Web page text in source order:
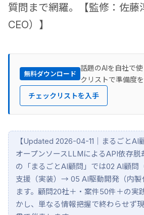
質問まで網羅。【監修：佐藤
CEO）】
無料ダウンロード
話題のAIを自社で
クリストで準備度
チェックリストを入手
【Updated 2026-04-11｜まるごとAI
オープンソースLLMによるAPI依存脱
の「まるごとAI顧問」では02 AI顧
支援（実装）→ 05 AI駆動開発（内製
ます。顧問20社＋・案件50件＋の実
かし、単なる情報把握で終わらせず